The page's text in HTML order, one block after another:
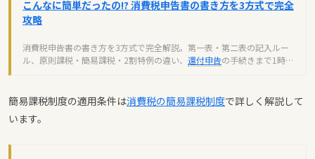
こんなに簡単だったの!? 消費税申告書の書き方を3方式で完全
攻略
消費税申告書の書き方を3方式で完全解説。第一表・第二表の記入ルー
ル、原則課税・簡易課税・2割特例の違い、 還付申告の手続きまで1時間
簡易課税制度の適用条件は消費税の簡易課税制度で詳しく解説して
います。